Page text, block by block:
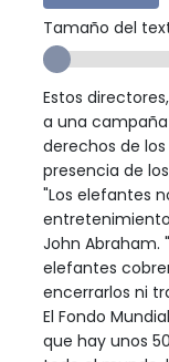
Tamaño del
Estos
a una
derechos de los
presencia de
"Los elefantes
John Abraham.
elefantes
encerrarlos ni
El Fondo
que hay unos